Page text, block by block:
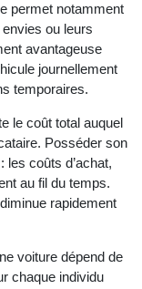
permet notamment
ou leurs
avantageuse
journellement
temporaires.
le coût total auquel
Posséder son
les coûts d’achat,
au fil du temps.
rapidement
voiture dépend de
chaque individu